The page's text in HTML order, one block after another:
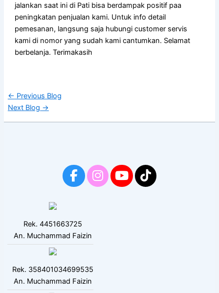
jalankan saat ini di Pati bisa berdampak positif paa
peningkatan penjualan kami. Untuk info detail
pemesanan, langsung saja hubungi customer servis
kami di nomor yang sudah kami cantumkan. Selamat
berbelanja. Terimakasih
← Previous Blog
Next Blog →
Rek. 4451663725
An. Muchammad Faizin
Rek. 358401034699535
An. Muchammad Faizin